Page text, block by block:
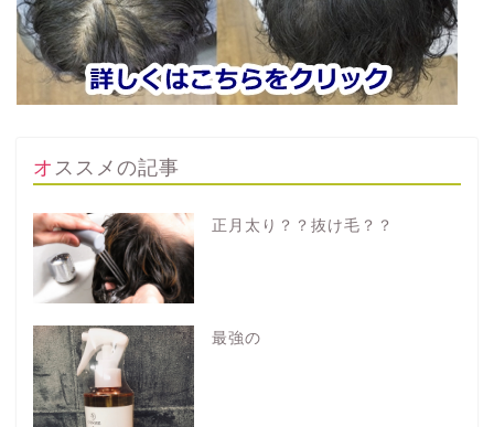
オススメの記事
正月太り？？抜け毛？？
最強の